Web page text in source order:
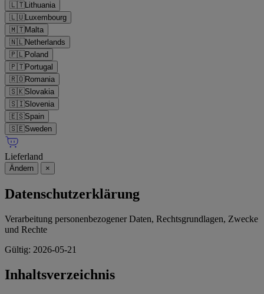
🇱🇹Lithuania
🇱🇺Luxembourg
🇲🇹Malta
🇳🇱Netherlands
🇵🇱Poland
🇵🇹Portugal
🇷🇴Romania
🇸🇰Slovakia
🇸🇮Slovenia
🇪🇸Spain
🇸🇪Sweden
Lieferland
Ändern ×
Datenschutzerklärung
Verarbeitung personenbezogener Daten, Rechtsgrundlagen, Zwecke
und Rechte
Gültig: 2026-05-21
Inhaltsverzeichnis